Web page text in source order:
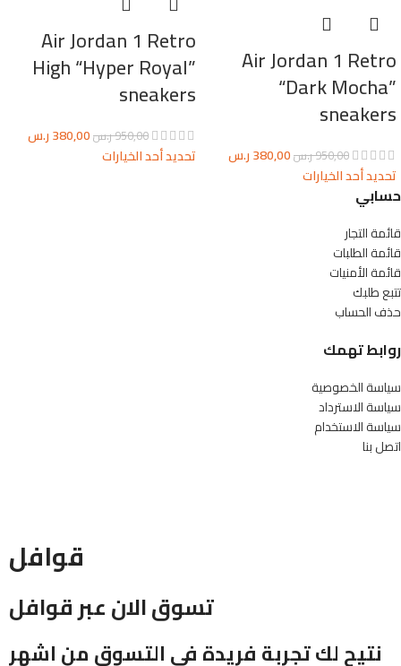
Air Jordan 1 Retro
“Dark Mocha”
sneakers
950,00ر.س380,00ر.س
تحديد أحد الخيارات
Air Jordan 1 Retro
High “Hyper Royal”
sneakers
950,00ر.س380,00ر.س
تحديد أحد الخيارات
حسابي
قائمة التجار
قائمة الطلبات
قائمة الأمنيات
تتبع طلبك
حذف الحساب
روابط تهمك
سياسة الخصوصية
سياسة الاسترداد
سياسة الاستخدام
اتصل بنا
قوافل
تسوق الان عبر قوافل
نتيح لك تجربة فريدة في التسوق من اشهر